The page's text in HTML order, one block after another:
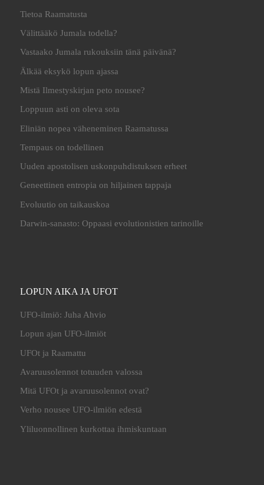
Tietoa Raamatusta
Välittääkö Jumala todella?
Vastaako Jumala rukouksiin tänä päivänä?
Älkää eksykö lopun ajassa
Mistä Ilmestyskirjan peto nousee?
Loppuun asti on oleva sota
Eliniän nopea väheneminen Raamatussa
Tempaus on todellinen
Uuden apostolisen uskonpuhdistuksen erheet
Geneettinen entropia on hiljainen tappaja
Evoluutio on taikauskoa
Darwin-sanasto: Oppaasi evolutionistien tarinoille
LOPUN AIKA JA UFOT
UFO-ilmiö: Juha Ahvio
Lopun ajan UFO-ilmiöt
UFOt ja Raamattu
Avaruusolennot totuuden valossa
Mitä UFOt ja avaruusolennot ovat?
Verho nousee UFO-ilmiön edestä
Yliluonnollinen kurkottaa ihmiskuntaan